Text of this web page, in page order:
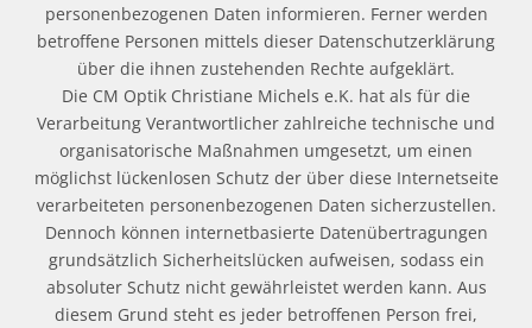
personenbezogenen Daten informieren. Ferner werden
betroffene Personen mittels dieser Datenschutzerklärung
über die ihnen zustehenden Rechte aufgeklärt.
Die CM Optik Christiane Michels e.K. hat als für die
Verarbeitung Verantwortlicher zahlreiche technische und
organisatorische Maßnahmen umgesetzt, um einen
möglichst lückenlosen Schutz der über diese Internetseite
verarbeiteten personenbezogenen Daten sicherzustellen.
Dennoch können internetbasierte Datenübertragungen
grundsätzlich Sicherheitslücken aufweisen, sodass ein
absoluter Schutz nicht gewährleistet werden kann. Aus
diesem Grund steht es jeder betroffenen Person frei,